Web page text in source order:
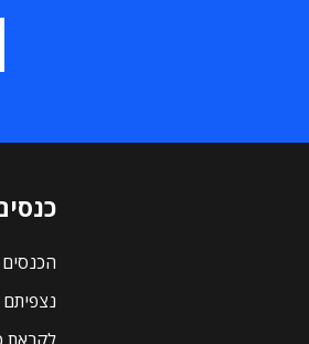
הכנסים
נצפיתם